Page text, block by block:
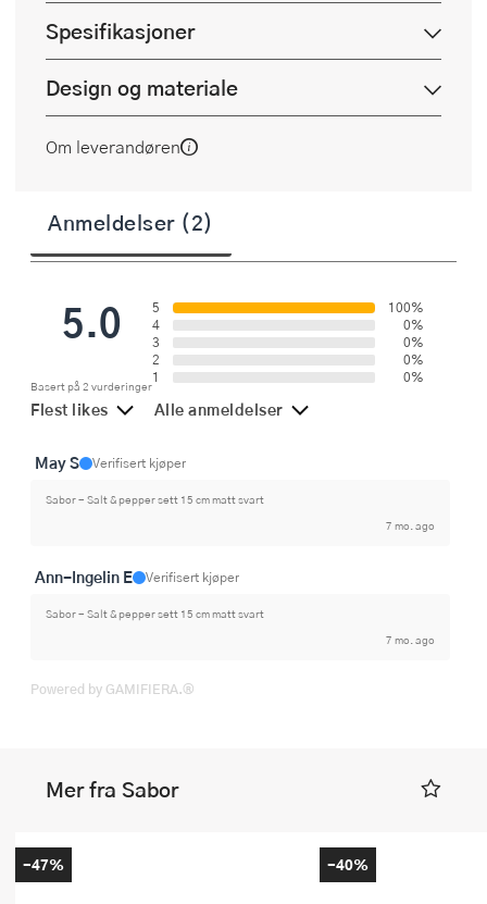
Spesifikasjoner
Design og materiale
Om leverandøren
Anmeldelser (2)
5.0
Basert på 2 vurderinger
5
100%
4
0%
3
0%
2
0%
1
0%
Flest likes Alle anmeldelser
May S Verifisert kjøper
Sabor - Salt & pepper sett 15 cm matt svart
7 mo. ago
Ann-Ingelin E Verifisert kjøper
Sabor - Salt & pepper sett 15 cm matt svart
7 mo. ago
Powered by GAMIFIERA.®
Mer fra Sabor
-47% -40%